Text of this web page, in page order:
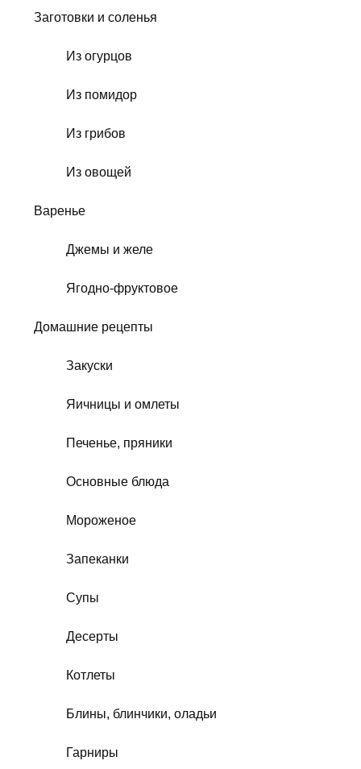
Заготовки и соленья
Из огурцов
Из помидор
Из грибов
Из овощей
Варенье
Джемы и желе
Ягодно-фруктовое
Домашние рецепты
Закуски
Яичницы и омлеты
Печенье, пряники
Основные блюда
Мороженое
Запеканки
Супы
Десерты
Котлеты
Блины, блинчики, оладьи
Гарниры